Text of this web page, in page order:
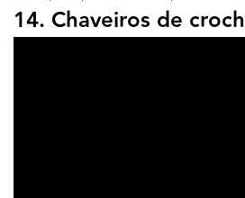
14. Chaveiros de